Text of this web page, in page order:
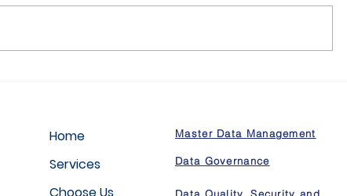
Home
Services
Choose Us
Master Data Management
Data Governance
Data Quality, Security and